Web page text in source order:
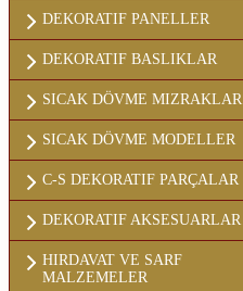
DEKORATIF PANELLER
DEKORATIF BASLIKLAR
SICAK DÖVME MIZRAKLAR
SICAK DÖVME MODELLER
C-S DEKORATIF PARÇALAR
DEKORATIF AKSESUARLAR
HIRDAVAT VE SARF
MALZEMELER